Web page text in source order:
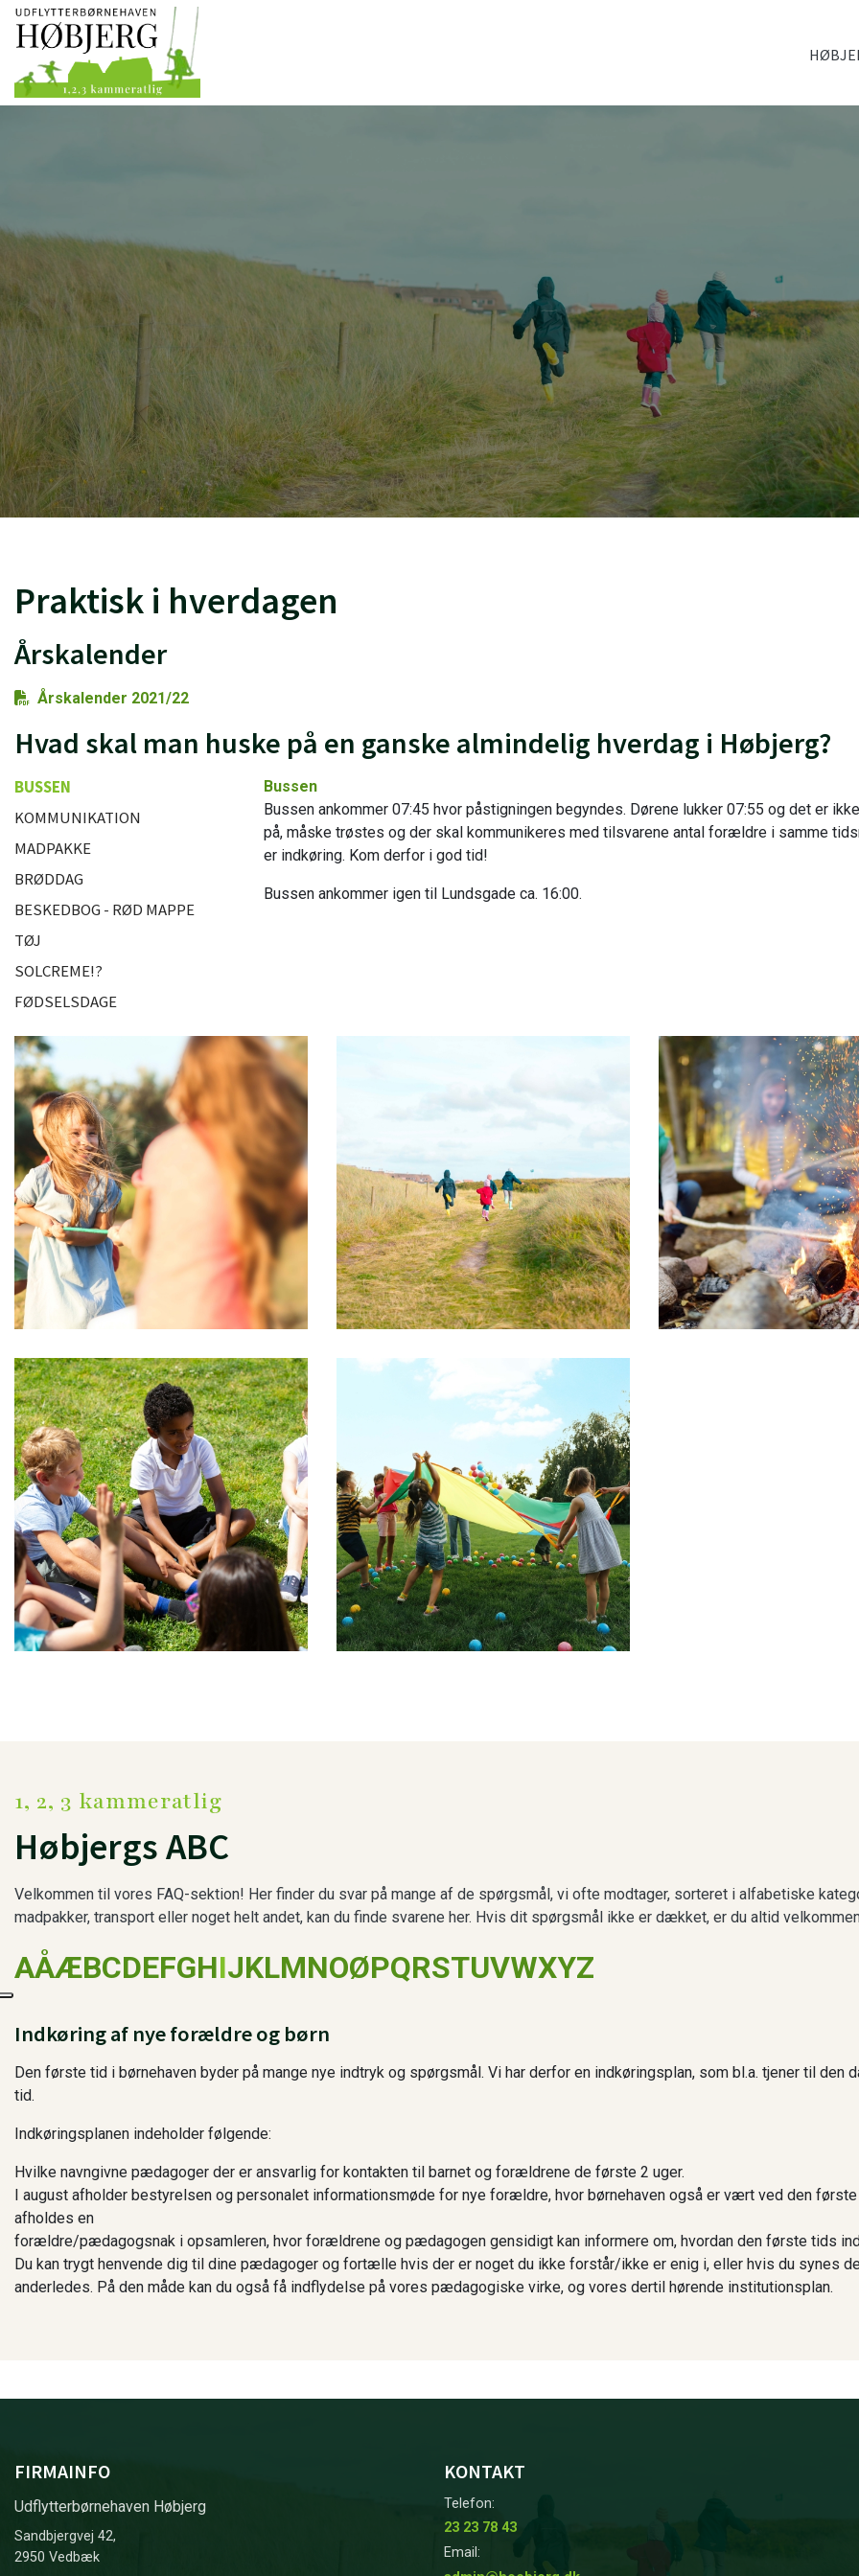
Gå
hovedindhold
Praktisk i hverdagen
Årskalender
Årskalender 2021/22
Hvad skal man huske på en ganske almindelig hverdag i Høbjerg?
BUSSEN
KOMMUNIKATION
MADPAKKE
BRØDDAG
BESKEDBOG - RØD MAPPE
TØJ
SOLCREME!?
FØDSELSDAGE
Bussen
Bussen ankommer 07:45 hvor påstigningen begyndes. Dørene lukker 07:55 og det er
på, måske trøstes og der skal kommunikeres med tilsvarene antal forældre i samme
er indkøring. Kom derfor i god tid!
Bussen ankommer igen til Lundsgade ca. 16:00.
1, 2, 3 kammeratlig
Høbjergs ABC
Velkommen til vores FAQ-sektion! Her finder du svar på mange af de spørgsmål, vi ofte modtager, sorteret i alfabetiske
madpakker, transport eller noget helt andet, kan du finde svarene her. Hvis dit spørgsmål ikke er dækket, er du altid
AÅÆBCDEFGHIJKLMNOØPQRSTUVWXYZ
Indkøring af nye forældre og børn
Den første tid i børnehaven byder på mange nye indtryk og spørgsmål. Vi har derfor en indkøringsplan, som bl.a. tjener til
tid.
Indkøringsplanen indeholder følgende:
Hvilke navngivne pædagoger der er ansvarlig for kontakten til barnet og forældrene de første 2 uger.
I august afholder bestyrelsen og personalet informationsmøde for nye forældre, hvor børnehaven også er vært ved den
afholdes en
forældre/pædagogsnak i opsamleren, hvor forældrene og pædagogen gensidigt kan informere om, hvordan den første tids
Du kan trygt henvende dig til dine pædagoger og fortælle hvis der er noget du ikke forstår/ikke er enig i, eller hvis du synes
anderledes. På den måde kan du også få indflydelse på vores pædagogiske virke, og vores dertil hørende institutionsplan.
FIRMAINFO
Udflytterbørnehaven Høbjerg
Sandbjergvej 42,
2950 Vedbæk
KONTAKT
Telefon:
23 23 78 43
Email: